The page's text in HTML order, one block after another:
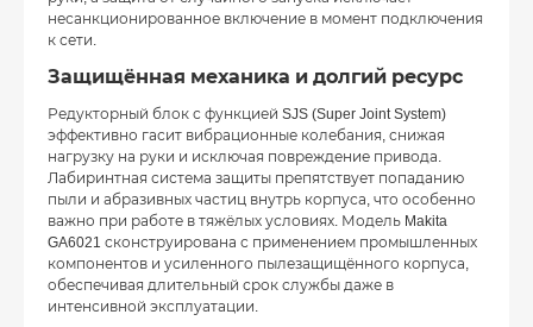
несанкционированное включение в момент подключения
к сети.
Защищённая механика и долгий ресурс
Редукторный блок с функцией SJS (Super Joint System)
эффективно гасит вибрационные колебания, снижая
нагрузку на руки и исключая повреждение привода.
Лабиринтная система защиты препятствует попаданию
пыли и абразивных частиц внутрь корпуса, что особенно
важно при работе в тяжёлых условиях. Модель Makita
GA6021 сконструирована с применением промышленных
компонентов и усиленного пылезащищённого корпуса,
обеспечивая длительный срок службы даже в
интенсивной эксплуатации.